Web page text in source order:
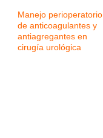
Manejo perioperatorio
de anticoagulantes y
antiagregantes en
cirugía urológica